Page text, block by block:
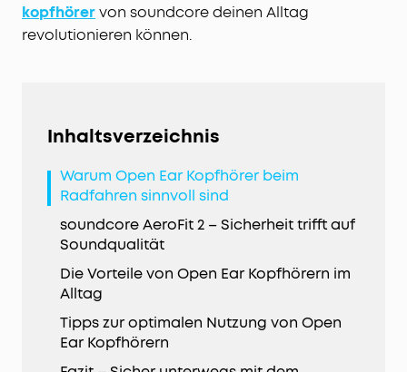
kopfhörervon soundcore deinen Alltag
revolutionieren können.
Inhaltsverzeichnis
Warum Open Ear Kopfhörer beim
Radfahren sinnvoll sind
soundcore AeroFit 2 – Sicherheit trifft auf
Soundqualität
Die Vorteile von Open Ear Kopfhörern im
Alltag
Tipps zur optimalen Nutzung von Open
Ear Kopfhörern